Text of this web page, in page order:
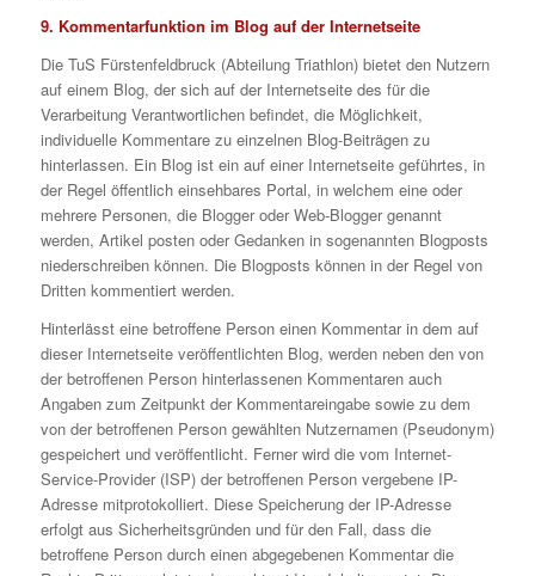
9. Kommentarfunktion im Blog auf der Internetseite
Die TuS Fürstenfeldbruck (Abteilung Triathlon) bietet den Nutzern
auf einem Blog, der sich auf der Internetseite des für die
Verarbeitung Verantwortlichen befindet, die Möglichkeit,
individuelle Kommentare zu einzelnen Blog-Beiträgen zu
hinterlassen. Ein Blog ist ein auf einer Internetseite geführtes, in
der Regel öffentlich einsehbares Portal, in welchem eine oder
mehrere Personen, die Blogger oder Web-Blogger genannt
werden, Artikel posten oder Gedanken in sogenannten Blogposts
niederschreiben können. Die Blogposts können in der Regel von
Dritten kommentiert werden.
Hinterlässt eine betroffene Person einen Kommentar in dem auf
dieser Internetseite veröffentlichten Blog, werden neben den von
der betroffenen Person hinterlassenen Kommentaren auch
Angaben zum Zeitpunkt der Kommentareingabe sowie zu dem
von der betroffenen Person gewählten Nutzernamen (Pseudonym)
gespeichert und veröffentlicht. Ferner wird die vom Internet-
Service-Provider (ISP) der betroffenen Person vergebene IP-
Adresse mitprotokolliert. Diese Speicherung der IP-Adresse
erfolgt aus Sicherheitsgründen und für den Fall, dass die
betroffene Person durch einen abgegebenen Kommentar die